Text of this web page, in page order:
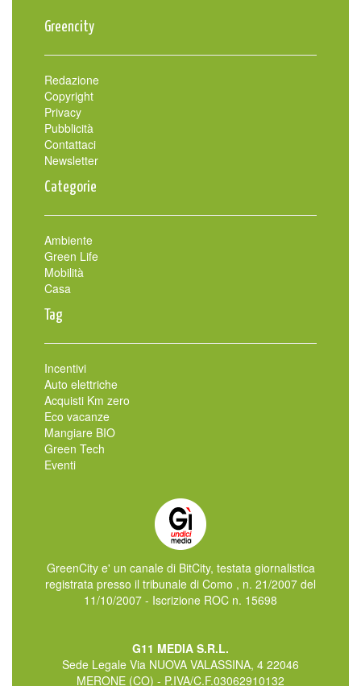
Greencity
Redazione
Copyright
Privacy
Pubblicità
Contattaci
Newsletter
Categorie
Ambiente
Green Life
Mobilità
Casa
Tag
Incentivi
Auto elettriche
Acquisti Km zero
Eco vacanze
Mangiare BIO
Green Tech
Eventi
GreenCity e' un canale di BitCity, testata giornalistica
registrata presso il tribunale di Como , n. 21/2007 del
11/10/2007 - Iscrizione ROC n. 15698
G11 MEDIA S.R.L.
Sede Legale Via NUOVA VALASSINA, 4 22046
MERONE (CO) - P.IVA/C.F.03062910132